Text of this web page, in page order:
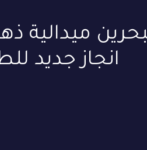
ميدالية
انجاز جديد